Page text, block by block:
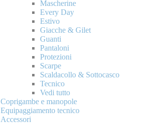
Mascherine
Every Day
Estivo
Giacche & Gilet
Guanti
Pantaloni
Protezioni
Scarpe
Scaldacollo & Sottocasco
Tecnico
Vedi tutto
Coprigambe e manopole
Equipaggiamento tecnico
Accessori